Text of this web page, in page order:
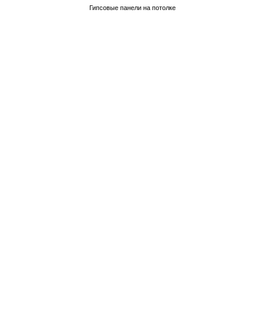
Гипсовые панели на потолке